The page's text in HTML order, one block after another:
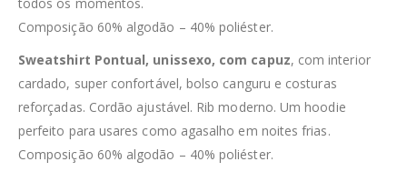
Composição 60% algodão – 40% poliéster.
Sweatshirt Pontual, unissexo, com capuz, com interior
cardado, super confortável, bolso canguru e costuras
reforçadas. Cordão ajustável. Rib moderno. Um hoodie
perfeito para usares como agasalho em noites frias.
Composição 60% algodão – 40% poliéster.